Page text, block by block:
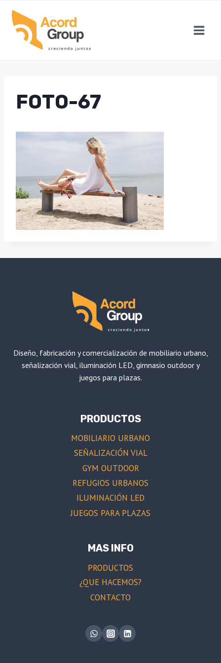
content
FOTO-67
Diseño, fabricación y comercialización de mobiliario urbano,
señalización vial, iluminación LED, gimnasio outdoor y
juegos para plazas.
PRODUCTOS
MOBILIARIO URBANO
SEÑALIZACIÓN VIAL
GYM OUTDOOR
REFUGIOS URBANOS
ILUMINACIÓN LED
JUEGOS PARA PLAZAS
MAS INFO
PRODUCTOS
¿QUE HACEMOS?
CONTACTO